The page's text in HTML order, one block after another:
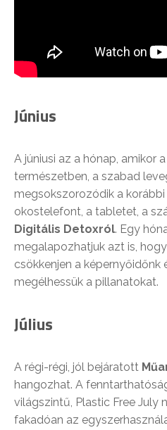
Június
A júniusi az a hónap, amikor
természetben, a szabad
megsokszorozódik a
okostelefont, a tabletet, a
Digitális Detoxról. Egy
megalapozhatjuk azt is,
csökkenjen a képernyőidőnk
megélhessük a pillanatokat.
Július
A régi-régi, jól bejáratott
hangozhat. A
világszintű, Plastic Free July
fakadóan az